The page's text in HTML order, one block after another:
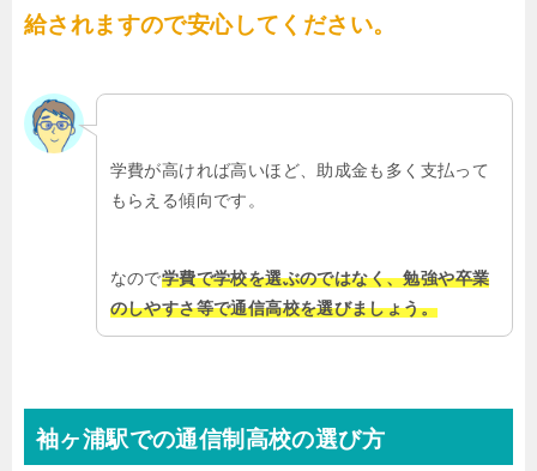
給されますので安心してください。
学費が高ければ高いほど、助成金も多く支払って
もらえる傾向です。
なので学費で学校を選ぶのではなく、勉強や卒業
のしやすさ等で通信高校を選びましょう。
袖ヶ浦駅での通信制高校の選び方